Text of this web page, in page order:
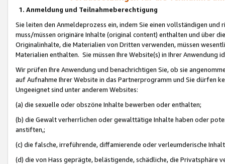
1. Anmeldung und Teilnahmeberechtigung
Sie leiten den Anmeldeprozess ein, indem Sie einen vollständigen
muss/müssen originäre Inhalte (original content) enthalten und über
Originalinhalte, die Materialien von Dritten verwenden, müssen
Materialien enthalten. Sie müssen Ihre Website(s) in Ihrer Anwendung
Wir prüfen Ihre Anwendung und benachrichtigen Sie, ob sie
auf Aufnahme Ihrer Website in das Partnerprogramm und Sie dürfen
Ungeeignet sind unter anderem Websites:
(a) die sexuelle oder obszöne Inhalte bewerben oder enthalten;
(b) die Gewalt verherrlichen oder gewalttätige Inhalte haben oder
anstiften,;
(c) die falsche, irreführende, diffamierende oder verleumderische
(d) die von Hass geprägte, belästigende, schädliche, die Privatsphäre